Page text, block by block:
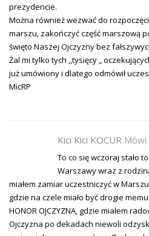
prezydencie.
Można również wezwać do
marszu, zakończyć część marszową
święto Naszej Ojczyzny bez
Żal mi tylko tych ,,tysięcy „
już umówiony i dlatego odmówił
MicRP
Kici Kici KOCUR Mówi
To co się wczoraj stało
Warszawy wraz z
miałem zamiar uczestniczyć w
gdzie na czele miało być drogie
HONOR OJCZYZNA, gdzie miałem
Ojczyzna po dekadach niewoli